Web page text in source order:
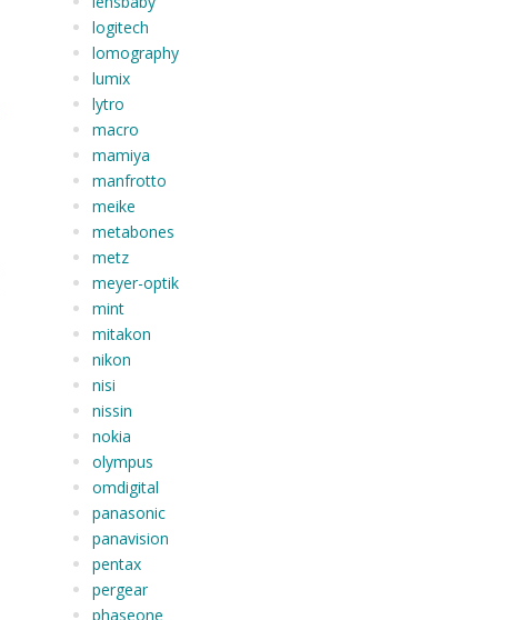
logitech
lomography
lumix
lytro
macro
mamiya
manfrotto
meike
metabones
metz
meyer-optik
mint
mitakon
nikon
nisi
nissin
nokia
olympus
omdigital
panasonic
panavision
pentax
pergear
phaseone